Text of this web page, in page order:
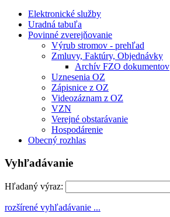
Elektronické služby
Uradná tabuľa
Povinné zverejňovanie
Výrub stromov - prehľad
Zmluvy, Faktúry, Objednávky
Archív FZO dokumentov
Uznesenia OZ
Zápisnice z OZ
Videozáznam z OZ
VZN
Verejné obstarávanie
Hospodárenie
Obecný rozhlas
Vyhľadávanie
Hľadaný výraz:
rozšírené vyhľadávanie ...